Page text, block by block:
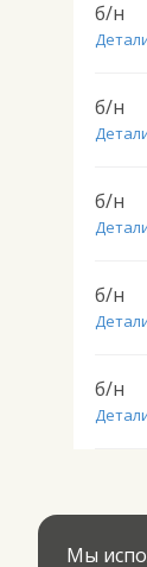
б/н
б/н
б/н
б/н
б/н
Мы